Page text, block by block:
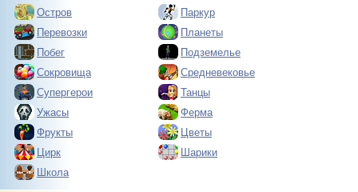
Остров
Паркур
Перевозки
Планеты
Побег
Подземелье
Сокровища
Средневековье
Супергерои
Танцы
Ужасы
Ферма
Фрукты
Цветы
Цирк
Шарики
Школа